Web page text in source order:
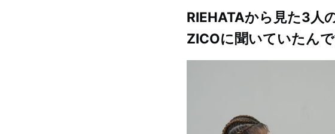
RIEHATAから見た3人
ZICOに聞いていたんで